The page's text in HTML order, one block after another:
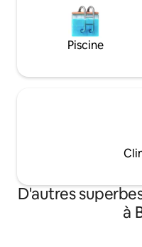
Piscine
D'autres
à